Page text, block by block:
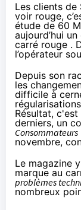
Les clients de
voir rouge,
étude de 60
aujourd’hui
carré rouge .
l’opérateur
Depuis son
les
difficile à
Résultat,
derniers, un
Consommateurs
novembre,
Le magazine
marque au
problèmes
nombreux